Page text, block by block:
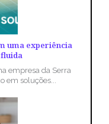
uma experiência
empresa da Serra
em soluções...